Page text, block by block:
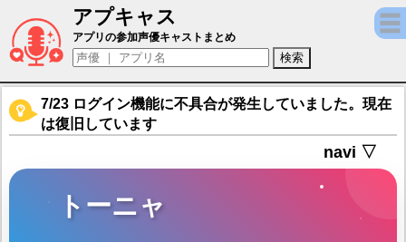
アプキャス
トーニャ（声優：伊藤彩沙)【MONSTER
アプリの参加声優キャストまとめ
7/23 ログイン機能に不具合が発生していました。現在
は復旧しています
navi ▽
トーニャ